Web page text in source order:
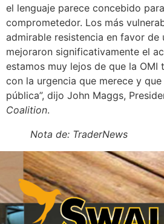
el lenguaje parece concebido
comprometedor. Los más
admirable resistencia en favor de
mejoraron significativamente el
estamos muy lejos de que la
con la urgencia que merece y
pública”, dijo John Maggs,
Coalition.
Nota de: TraderNews